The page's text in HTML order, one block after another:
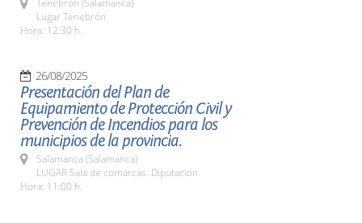
Tenebrón (Salamanca)
Lugar Tenebrón
Hora: 12:30 h.
26/08/2025
Presentación del Plan de
Equipamiento de Protección Civil y
Prevención de Incendios para los
municipios de la provincia.
Salamanca (Salamanca)
LUGAR Sala de comarcas. Diputación
Hora: 11:00 h.